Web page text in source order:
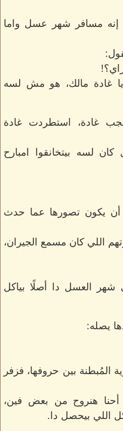
إنه مسافر شهر عسل واما
مالك، هو مش لسه
غادة، استطردت غادة
لسه بيتخانقوا امبارح
أن يكون تصورها عما حدث
اللي كان مسمع الجيران،
شهر العسل دا أصلًا بياكل
يصله:
بين حروفها، فزفر
هنروح من بعض فين،
اللي بيحصل دا.